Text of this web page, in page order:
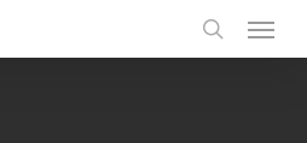
search
Menu